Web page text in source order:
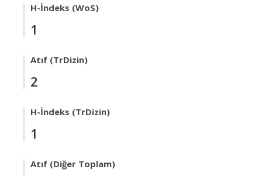
H-İndeks (WoS)
1
Atıf (TrDizin)
2
H-İndeks (TrDizin)
1
Atıf (Diğer Toplam)